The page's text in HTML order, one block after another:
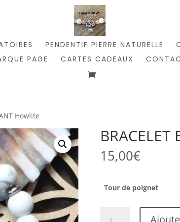
PENDENTIF PIERRE NATURELLE
PAGE
CARTES CADEAUX
Howlite
15,00€
Tour de poignet